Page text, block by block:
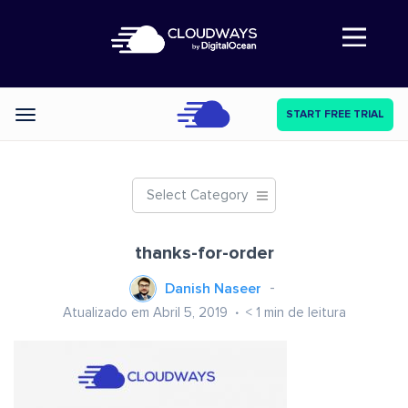
Abre a navegação
Categories START FREE TRIAL
Select Category
thanks-for-order
Danish Naseer
Atualizado em Abril 5, 2019 < 1 min de leitura